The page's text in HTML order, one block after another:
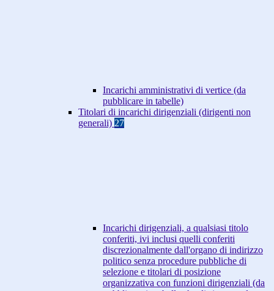
Incarichi amministrativi di vertice (da
pubblicare in tabelle)
Titolari di incarichi dirigenziali (dirigenti non
generali) 27
Incarichi dirigenziali, a qualsiasi titolo
conferiti, ivi inclusi quelli conferiti
discrezionalmente dall'organo di indirizzo
politico senza procedure pubbliche di
selezione e titolari di posizione
organizzativa con funzioni dirigenziali (da